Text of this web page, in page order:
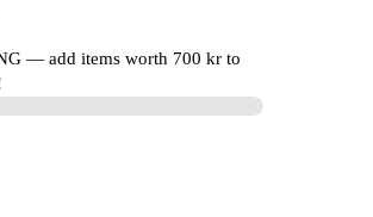
— add items worth 700 kr to